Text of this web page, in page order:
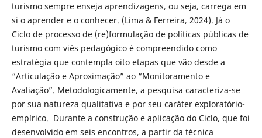
turismo sempre enseja aprendizagens, ou seja, carrega em
si o aprender e o conhecer. (Lima & Ferreira, 2024). Já o
Ciclo de processo de (re)formulação de políticas públicas de
turismo com viés pedagógico é compreendido como
estratégia que contempla oito etapas que vão desde a
“Articulação e Aproximação” ao “Monitoramento e
Avaliação”. Metodologicamente, a pesquisa caracteriza-se
por sua natureza qualitativa e por seu caráter exploratório-
empírico. Durante a construção e aplicação do Ciclo, que foi
desenvolvido em seis encontros, a partir da técnica